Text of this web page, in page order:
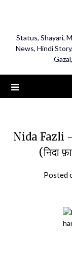
Status, Shayari,
News, Hindi
Nida Fazli
(निदा
Posted